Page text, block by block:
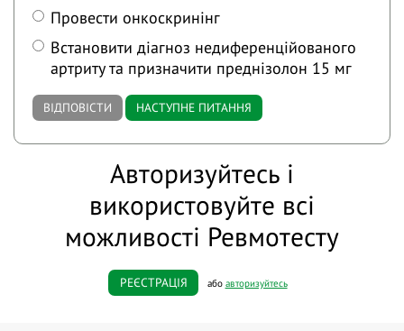
Провести онкоскринінг
Встановити діагноз недиференційованого
артриту та призначити преднізолон 15 мг
ВІДПОВІСТИ НАСТУПНЕ ПИТАННЯ
Авторизуйтесь і
використовуйте всі
можливості Ревмотесту
РЕЄСТРАЦІЯ або авторизуйтесь